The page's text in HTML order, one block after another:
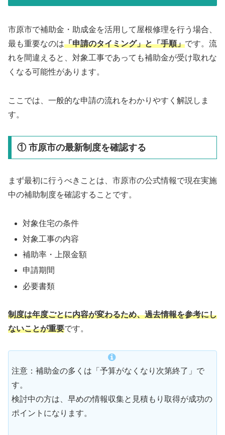
市原市で補助金・助成金を活用して屋根修理を行う場合、
最も重要なのは「申請のタイミング」と「手順」です。流
れを間違えると、対象工事であっても補助金が受け取れな
くなる可能性があります。
ここでは、一般的な申請の流れをわかりやすく解説しま
す。
① 市原市の最新制度を確認する
まず最初に行うべきことは、市原市の公式情報で現在実施
中の補助制度を確認することです。
対象住宅の条件
対象工事の内容
補助率・上限金額
申請期間
必要書類
制度は年度ごとに内容が変わるため、過去情報を参考にし
ないことが重要です。
注意：補助金の多くは「予算がなくなり次第終了」で
す。
検討中の方は、早めの情報収集と見積もり取得が成功の
ポイントになります。